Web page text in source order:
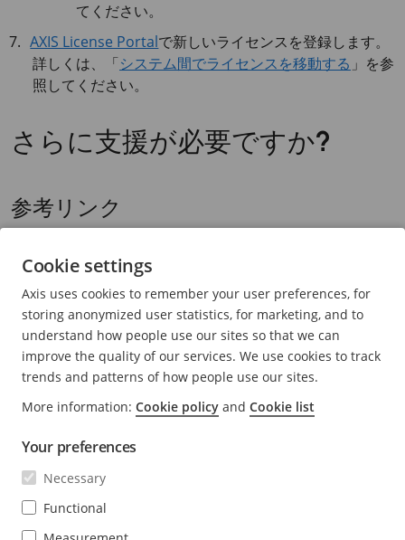
てください。
AXIS License Portalで新しいライセンスを登録します。
詳しくは、「システム間でライセンスを移動する 」を参
照してください。
さらに支援が必要ですか?
参考リンク
Microsoftインストーラー
インストールスイッチ -AXIS Camera Station 5実行
可能ファイル
AXIS Camera Station 5 リリースノート
AXIS Camera Station 5ユーザーマニュアル
AXIS Camera Station 5チュートリアルビデオ
サポートに問い合わせる
さらにサポートが必要な場合は、
セスしてください。
Cookie settings
Axis uses cookies to remember your user preferences, for
storing anonymized user statistics, for marketing, and to
understand how people use our sites so that we can
improve the quality of our services. We use cookies to track
trends and patterns of how people use our sites.
More information: Cookie policy and Cookie list
Your preferences
Necessary
Functional